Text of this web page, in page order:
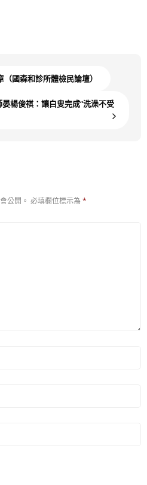
國森和診所體檢民論壇）
楊俊祺：讓白叟完成“洗澡不受
公開。 必填欄位標示為 *